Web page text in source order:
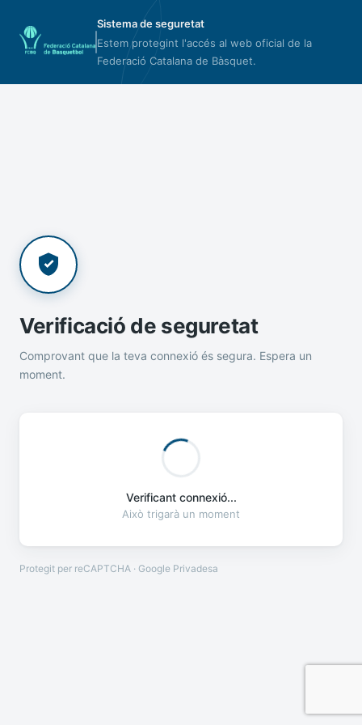
Sistema de seguretat
Estem protegint l'accés al web oficial de la
Federació Catalana de Bàsquet.
Verificació de seguretat
Comprovant que la teva connexió és segura. Espera un
moment.
Verificant connexió...
Això trigarà un moment
Protegit per reCAPTCHA · Google Privadesa